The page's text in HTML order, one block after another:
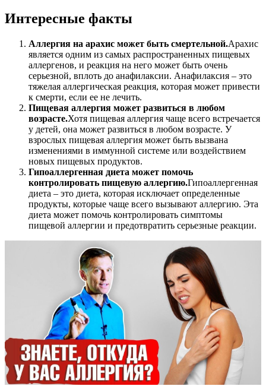
Интересные факты
Аллергия на арахис может быть смертельной.Арахис
является одним из самых распространенных пищевых
аллергенов, и реакция на него может быть очень
серьезной, вплоть до анафилаксии. Анафилаксия – это
тяжелая аллергическая реакция, которая может привести
к смерти, если ее не лечить.
Пищевая аллергия может развиться в любом
возрасте.Хотя пищевая аллергия чаще всего встречается
у детей, она может развиться в любом возрасте. У
взрослых пищевая аллергия может быть вызвана
изменениями в иммунной системе или воздействием
новых пищевых продуктов.
Гипоаллергенная диета может помочь
контролировать пищевую аллергию.Гипоаллергенная
диета – это диета, которая исключает определенные
продукты, которые чаще всего вызывают аллергию. Эта
диета может помочь контролировать симптомы
пищевой аллергии и предотвратить серьезные реакции.